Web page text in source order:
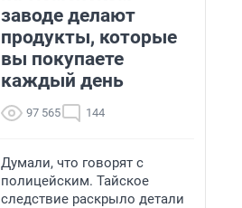
заводе делают
продукты, которые
вы покупаете
каждый день
97 565 144
Думали, что говорят с
полицейским. Тайское
следствие раскрыло детали